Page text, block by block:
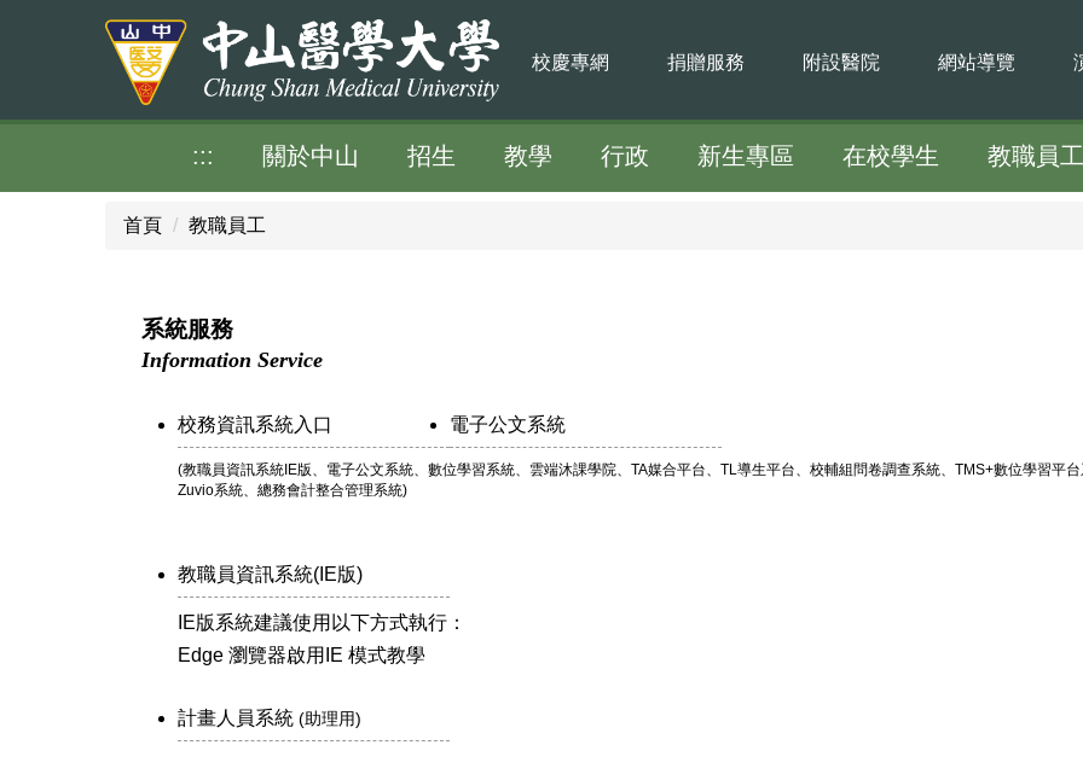
區
校慶專網 捐贈服務 附設醫院 網站導覽
::: 關於中山 招生 教學 行政 新生專區 在校學生 教職員工
首頁 教職員工
系統服務
Information Service
校務資訊系統入口 電子公文系統
(教職員資訊系統IE版、電子公文系統、數位學習系統、雲端沐課學院、TA媒合平台、TL導生平台、校輔組問卷調查系統、TMS+數位學習平台
Zuvio系統、總務會計整合管理系統)
教職員資訊系統(IE版)
IE版系統建議使用以下方式執行：
Edge 瀏覽器啟用IE 模式教學
計畫人員系統 (助理用)